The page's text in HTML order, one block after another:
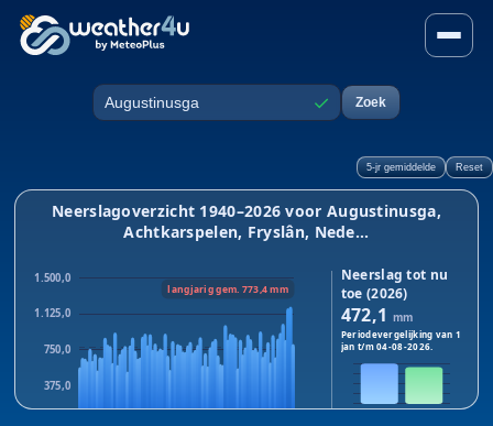
Neerslag in Augustinusga,
✓ Zoek
5-jr gemiddelde Reset
Neerslagoverzicht 1940–2026 voor Augustinusga,
Achtkarspelen, Fryslân, Nede...
375,0
750,0
1.125,0
1.500,0
langjarig gem. 773,4 mm
Neerslag tot nu
toe (2026)
472,1 mm
Periodevergelijking van 1
jan t/m04-08-2026.
2026 2025